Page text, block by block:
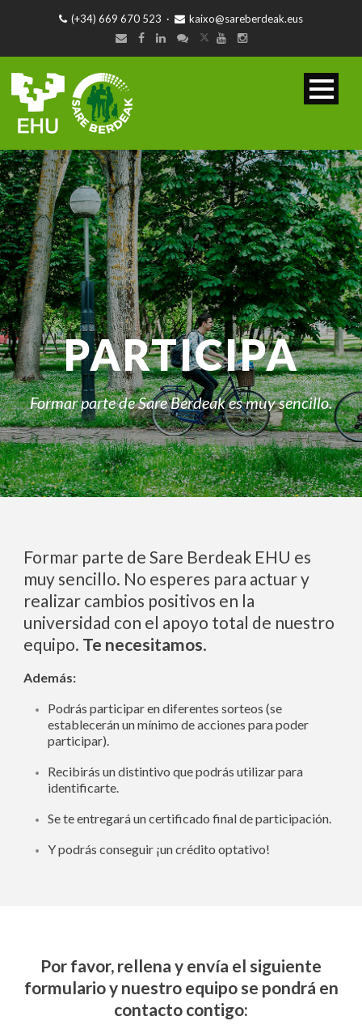
(+34) 669 670 523 · kaixo@sareberdeak.eus
PARTICIPA
Formar parte de Sare Berdeak es muy sencillo.
Formar parte de Sare Berdeak EHU es
muy sencillo. No esperes para actuar y
realizar cambios positivos en la
universidad con el apoyo total de nuestro
equipo. Te necesitamos.
Además:
Podrás participar en diferentes sorteos (se
establecerán un mínimo de acciones para poder
participar).
Recibirás un distintivo que podrás utilizar para
identificarte.
Se te entregará un certificado final de participación.
Y podrás conseguir ¡un crédito optativo!
Por favor, rellena y envía el siguiente
formulario y nuestro equipo se pondrá en
contacto contigo: